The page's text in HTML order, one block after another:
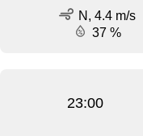
N, 4.4 m/s
37 %
23:00